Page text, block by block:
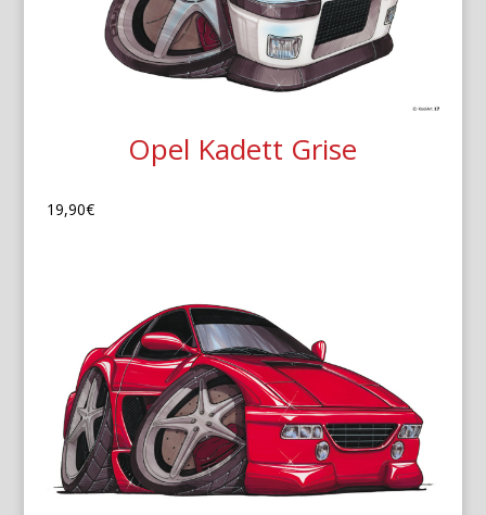
Opel Kadett Grise
19,90€